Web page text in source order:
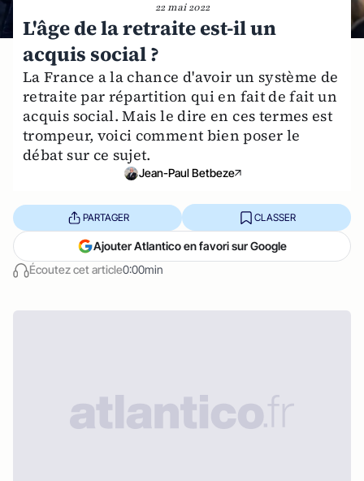
22 mai 2022
L'âge de la retraite est-il un
acquis social ?
La France a la chance d'avoir un système de
retraite par répartition qui en fait de fait un
acquis social. Mais le dire en ces termes est
trompeur, voici comment bien poser le
débat sur ce sujet.
Jean-Paul Betbeze
Écoutez cet article0:00min
PARTAGER CLASSER
Ajouter Atlantico en favori sur Google